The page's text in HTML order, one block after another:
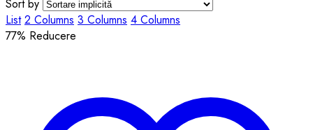
Sort by
List 2 Columns 3 Columns 4 Columns
77% Reducere